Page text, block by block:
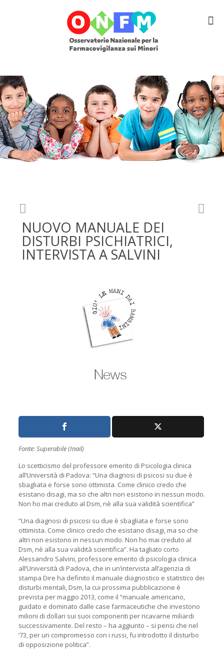
NUOVO MANUALE DEI
DISTURBI PSICHIATRICI,
INTERVISTA A SALVINI
Fonte: Superabile (Inail)
Lo scetticismo del professore emerito di Psicologia clinica
all’Università di Padova: “Una diagnosi di psicosi su due è
sbagliata e forse sono ottimista. Come clinico credo che
esistano disagi, ma so che altri non esistono in nessun modo.
Non ho mai creduto al Dsm, nè alla sua validità scientifica”
“Una diagnosi di psicosi su due è sbagliata e forse sono
ottimista. Come clinico credo che esistano disagi, ma so che
altri non esistono in nessun modo. Non ho mai creduto al
Dsm, nè alla sua validità scientifica”. Ha tagliato corto
Alessandro Salvini, professore emerito di psicologia clinica
all’Università di Padova, che in un’intervista all’agenzia di
stampa Dire ha definito il manuale diagnostico e statistico dei
disturbi mentali, Dsm, la cui prossima pubblicazione è
prevista per maggio 2013, come il “manuale americano,
guidato e dominato dalle case farmaceutiche che investono
milioni di dollari sui suoi componenti per ricavarne miliardi
successivamente. Del resto – ha aggiunto – si pensi che nel
‘73, per un compromesso con i russi, fu introdotto il disturbo
di opposizione politica”.